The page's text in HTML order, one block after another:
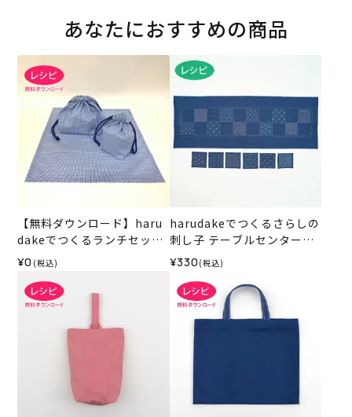
あなたにおすすめの商品
【無料ダウンロード】haru
dakeでつくるランチセット
2（レシピ）
¥0 (税込)
harudakeでつくるさらしの
刺し子 テーブルセンター＆
コースター（レシピ）
¥330 (税込)